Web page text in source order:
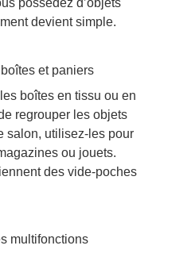
possédez d’objets
devient simple.
et paniers
boîtes en tissu ou en
regrouper les objets
salon, utilisez-les pour
ou jouets.
des vide-poches
multifonctions